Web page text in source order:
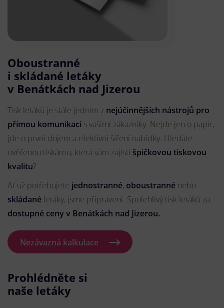
Oboustranné
i skládané letáky
v Benátkách nad Jizerou
Tisk letáků je stále jedním z nejúčinnějších nástrojů pro
přímou komunikaci s vašimi zákazníky. Nejde jen o papír,
jde o první dojem a efektivní šíření nabídky. Hledáte
ověřenou tiskárnu, která vám zajistí špičkovou tiskovou
kvalitu?
Ať už potřebujete jednostranné, oboustranné nebo
skládané letáky, jsme připraveni. Spolehlivý tisk letáků za
dostupné ceny v Benátkách nad Jizerou.
Nezávazná kalkulace
Prohlédněte si
naše letáky